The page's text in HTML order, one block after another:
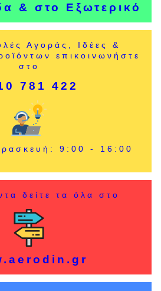
& στο Εξωτερικό
Αγοράς, Ιδέες &
επικοινωνήστε
στο
781 422
9:00 - 16:00
δείτε τα όλα στο